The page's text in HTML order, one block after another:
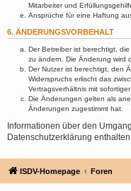
Mitarbeiter und
Ansprüche für eine Haftung
6. ÄNDERUNGSVORBEHALT
Der Betreiber ist berechtigt,
zu ändern. Die Änderung wird
Der Nutzer ist berechtigt, den
Widerspruchs erlischt das
Vertragsverhältnis mit sofortiger
Die Änderungen gelten als
Änderungen zugestimmt hat.
Informationen über den
Datenschutzerklärung
ISDV-Homepage Foren